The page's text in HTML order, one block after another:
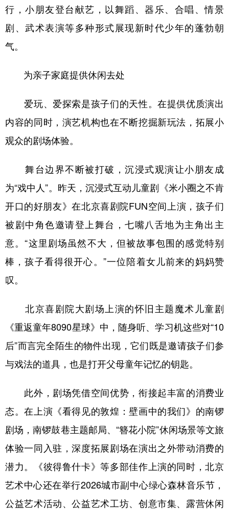
行，小朋友登台献艺，以舞蹈、器乐、合唱、情景
剧、武术表演等多种形式展现新时代少年的蓬勃朝
气。
为亲子家庭提供休闲去处
爱玩、爱探索是孩子们的天性。在提供优质演出
内容的同时，演艺机构也在不断挖掘新玩法，拓展小
观众的剧场体验。
舞台边界不断被打破，沉浸式观演让小朋友成
为“戏中人”。昨天，沉浸式互动儿童剧《米小圈之不肯
开口的好朋友》在北京喜剧院FUN空间上演，孩子们
被剧中角色邀请登上舞台，七嘴八舌地为主角出主
意。“这里剧场虽然不大，但被故事包围的感觉特别
棒，孩子看得很开心。”一位陪着女儿前来的妈妈赞
叹。
北京喜剧院大剧场上演的怀旧主题魔术儿童剧
《重返童年8090星球》中，随身听、学习机这些对“10
后”而言完全陌生的物件出现，它们既是邀请孩子们参
与戏法的道具，也是打开父母童年记忆的钥匙。
此外，剧场凭借空间优势，衔接起丰富的消费业
态。在上演《看得见的敦煌：壁画中的我们》的南锣
剧场，南锣鼓巷主题邮局、“簪花小院”休闲场景等文旅
体验一同入驻，深度拓展剧场在演出之外带动消费的
潜力。《彼得鲁什卡》等多部佳作上演的同时，北京
艺术中心还在举行2026城市副中心绿心森林音乐节，
公益艺术活动、公益艺术工坊、创意市集、露营休闲